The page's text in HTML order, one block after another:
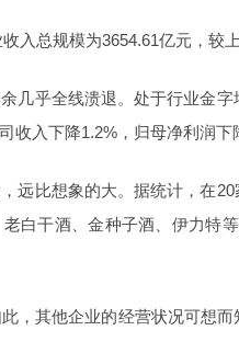
入总规模为3654.61亿元，较
几乎全线溃退。处于行业金
收入下降1.2%，归母净利润
远比想象的大。据统计，在
白干酒、金种子酒、伊力特
，其他企业的经营状况可想